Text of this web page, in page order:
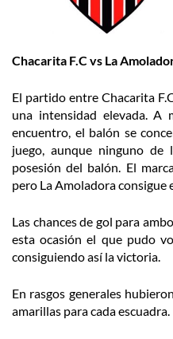
Chacarita F.C vs La
El partido entre Chacarita
una intensidad elevada. A
encuentro, el balón se
juego, aunque ninguno de
posesión del balón. El
pero La Amoladora consigue
Las chances de gol para
esta ocasión el que pudo
consiguiendo así la victoria.
En rasgos generales
amarillas para cada escuadra.